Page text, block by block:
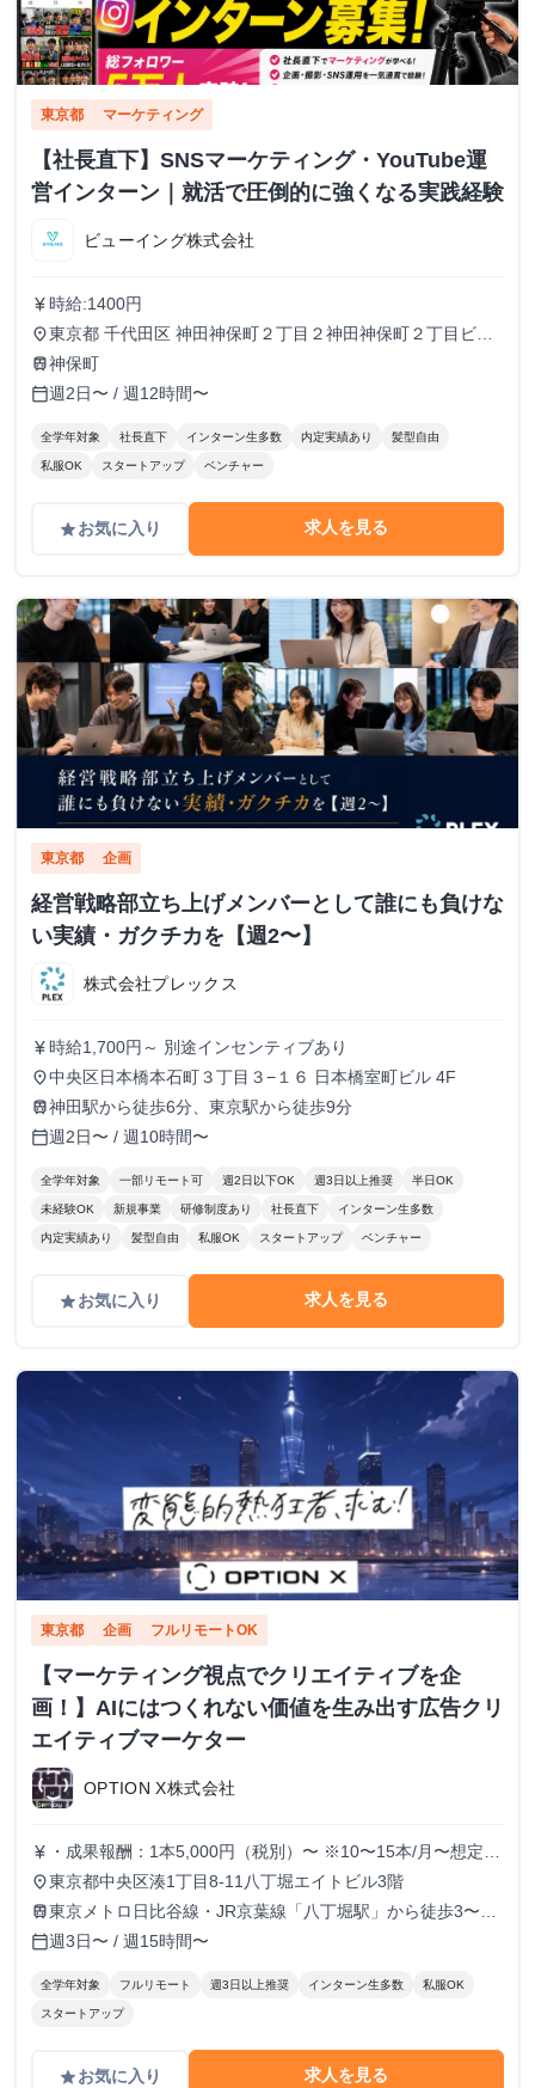
東京都 マーケティング
【社長直下】SNSマーケティング・YouTube運
営インターン｜就活で圧倒的に強くなる実践経験
ビューイング株式会社
currency_yen 時給:1400円
place東京都 千代田区 神田神保町２丁目２神田神保町２丁目ビル
５０２号室
train神保町
calendar_today週2日〜 / 週12時間〜
全学年対象 社長直下 インターン生多数 内定実績あり 髪型自由
私服OK スタートアップ ベンチャー
gradeお気に入り 求人を見る
東京都 企画
経営戦略部立ち上げメンバーとして誰にも負けな
い実績・ガクチカを【週2〜】
株式会社プレックス
currency_yen 時給1,700円～ 別途インセンティブあり
place中央区日本橋本石町３丁目３−１６ 日本橋室町ビル 4F
train神田駅から徒歩6分、東京駅から徒歩9分
calendar_today週2日〜 / 週10時間〜
全学年対象 一部リモート可 週2日以下OK 週3日以上推奨 半日OK
未経験OK 新規事業 研修制度あり 社長直下 インターン生多数
内定実績あり 髪型自由 私服OK スタートアップ ベンチャー
gradeお気に入り 求人を見る
東京都 企画 フルリモートOK
【マーケティング視点でクリエイティブを企
画！】AIにはつくれない価値を生み出す広告クリ
エイティブマーケター
OPTION X株式会社
currency_yen ・成果報酬：1本5,000円（税別）〜 ※10〜15本/月〜想定
※経験、実績、能力等によって変動 ※トライアル期間の場
合変動あり
place東京都中央区湊1丁目8-11八丁堀エイトビル3階
train東京メトロ日比谷線・JR京葉線「八丁堀駅」から徒歩3〜6
分
calendar_today週3日〜 / 週15時間〜
全学年対象 フルリモート 週3日以上推奨 インターン生多数 私服OK
スタートアップ
gradeお気に入り 求人を見る